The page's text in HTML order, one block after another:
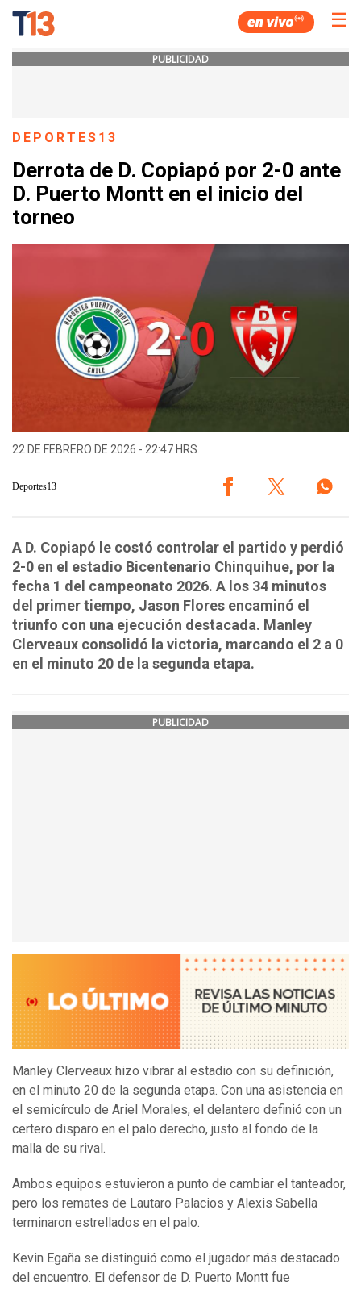
☰
PUBLICIDAD
DEPORTES13
Derrota de D. Copiapó por 2-0 ante
D. Puerto Montt en el inicio del
torneo
22 DE FEBRERO DE 2026 - 22:47 HRS.
Deportes13
A D. Copiapó le costó controlar el partido y perdió
2-0 en el estadio Bicentenario Chinquihue, por la
fecha 1 del campeonato 2026. A los 34 minutos
del primer tiempo, Jason Flores encaminó el
triunfo con una ejecución destacada. Manley
Clerveaux consolidó la victoria, marcando el 2 a 0
en el minuto 20 de la segunda etapa.
PUBLICIDAD
Manley Clerveaux hizo vibrar al estadio con su definición,
en el minuto 20 de la segunda etapa. Con una asistencia en
el semicírculo de Ariel Morales, el delantero definió con un
certero disparo en el palo derecho, justo al fondo de la
malla de su rival.
Ambos equipos estuvieron a punto de cambiar el tanteador,
pero los remates de Lautaro Palacios y Alexis Sabella
terminaron estrellados en el palo.
Kevin Egaña se distinguió como el jugador más destacado
del encuentro. El defensor de D. Puerto Montt fue